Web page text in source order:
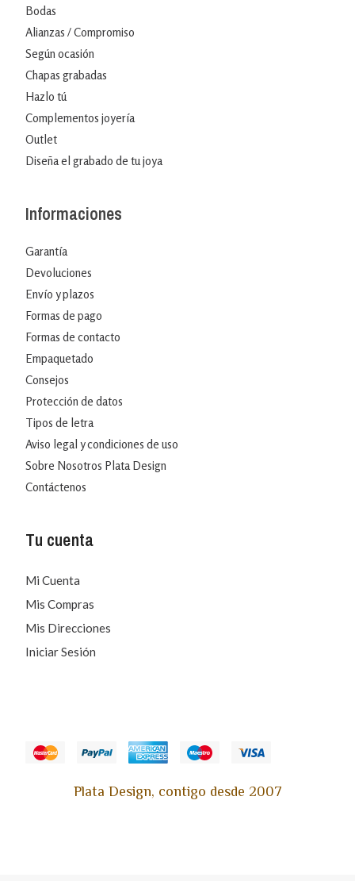
Bodas
Alianzas / Compromiso
Según ocasión
Chapas grabadas
Hazlo tú
Complementos joyería
Outlet
Diseña el grabado de tu joya
Informaciones
Garantía
Devoluciones
Envío y plazos
Formas de pago
Formas de contacto
Empaquetado
Consejos
Protección de datos
Tipos de letra
Aviso legal y condiciones de uso
Sobre Nosotros Plata Design
Contáctenos
Tu cuenta
Mi Cuenta
Mis Compras
Mis Direcciones
Iniciar Sesión
Plata Design, contigo desde 2007